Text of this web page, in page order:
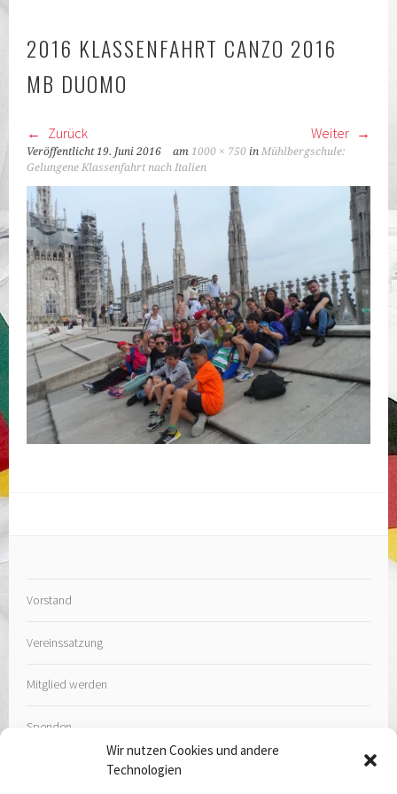
Wir nutzen Cookies und andere
Technologien
KLASSEN
2016 KLASSENFAHRT CANZO 2016
MB DUOMO
Zurück Weiter
Veröffentlicht19. Juni 2016 am 1000 × 750 inMühlbergschule:
Gelungene Klassenfahrt nach Italien
Vorstand
Vereinssatzung
Mitglied werden
Spenden